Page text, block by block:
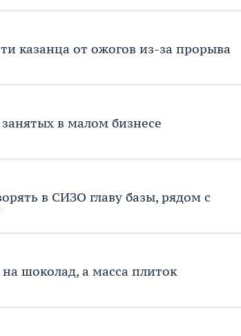
казанца от ожогов из-за прорыва
в малом бизнесе
в СИЗО главу базы, рядом с
шоколад, а масса плиток